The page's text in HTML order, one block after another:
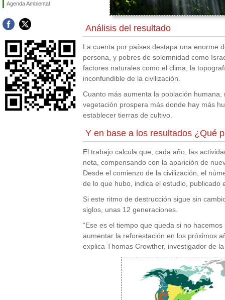
Agenda Ambiental
Análisis del resultado
La cuenta por países destapa una enorme
persona, y pobres de solemnidad como
factores naturales como el clima, la
inconfundible de la civilización.
Cuanto más aumenta la población
vegetación prospera más donde hay más
establecer tierras de cultivo.
Y en base a los resultados ¿Qué
El trabajo calcula que, cada año, las
neta, compensando con la aparición de
Desde el comienzo de la civilización, el
de lo que hubo, indica el estudio, publicado
Si este ritmo de destrucción sigue sin
siglos, unas 12 generaciones.
“Ese es el tiempo que queda si no
aumentar la reforestación en los próximos
explica Thomas Crowther, investigador de